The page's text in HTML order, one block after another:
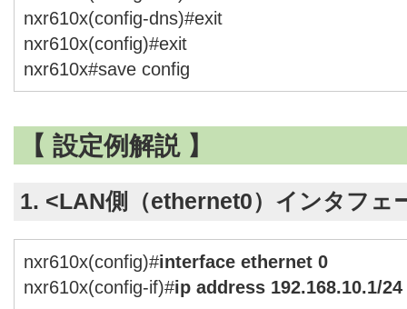
nxr610x(config-dns)#exit
nxr610x(config)#exit
nxr610x#save config
【 設定例解説 】
1. <LAN側（ethernet0）インタフェ
nxr610x(config)#interface ethernet 0
nxr610x(config-if)#ip address 192.168.10.1/24